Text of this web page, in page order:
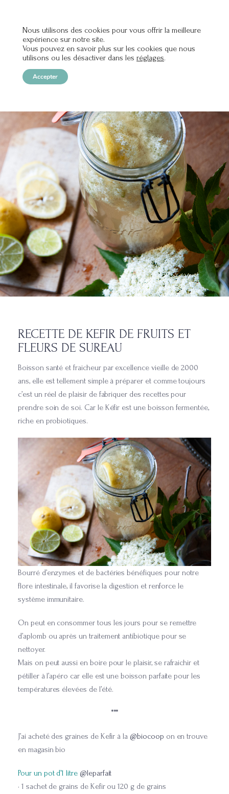
RECETTE DE KEFIR DE FRUITS ET
FLEURS DE SUREAU
Boisson santé et fraicheur par excellence vieille de 2000
ans, elle est tellement simple à préparer et comme toujours
c’est un réel de plaisir de fabriquer des recettes pour
prendre soin de soi. Car le Kéfir est une boisson fermentée,
riche en probiotiques.
Bourré d’enzymes et de bactéries bénéfiques pour notre
flore intestinale, il favorise la digestion et renforce le
système immunitaire.
On peut en consommer tous les jours pour se remettre
d’aplomb ou après un traitement antibiotique pour se
nettoyer.
Mais on peut aussi en boire pour le plaisir, se rafraichir et
pétiller à l’apéro car elle est une boisson parfaite pour les
températures élevées de l’été.
***
J’ai acheté des graines de Kefir à la @biocoop on en trouve
en magasin bio
Pour un pot d’1 litre @leparfait
• 1 sachet de grains de Kefir ou 120 g de grains
Nous utilisons des cookies pour vous offrir la meilleure
expérience sur notre site.
Vous pouvez en savoir plus sur les cookies que nous
utilisons ou les désactiver dans les réglages.
Accepter